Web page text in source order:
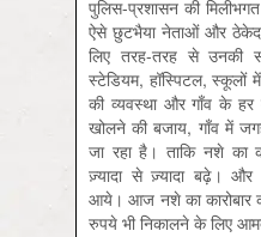
पुलिस-प्रशासन की
ऐसे छुटभैया नेताओं और
लिए तरह-तरह से उनकी
स्टेडियम, हॉस्पिटल, स्कूलों में
की व्यवस्था और गाँव के
खोलने की बजाय, गाँव में
जा रहा है। ताकि नशे का
ज़्यादा से ज़्यादा बढ़े। और
आये। आज नशे का कारोबार
रुपये भी निकालने के लिए